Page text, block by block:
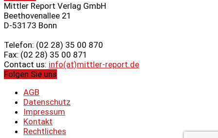
Mittler Report Verlag GmbH
Beethovenallee 21
D-53173 Bonn
Telefon: (02 28) 35 00 870
Fax: (02 28) 35 00 871
Contact us: info(at)mittler-report.de
Folgen Sie uns
AGB
Datenschutz
Impressum
Kontakt
Rechtliches